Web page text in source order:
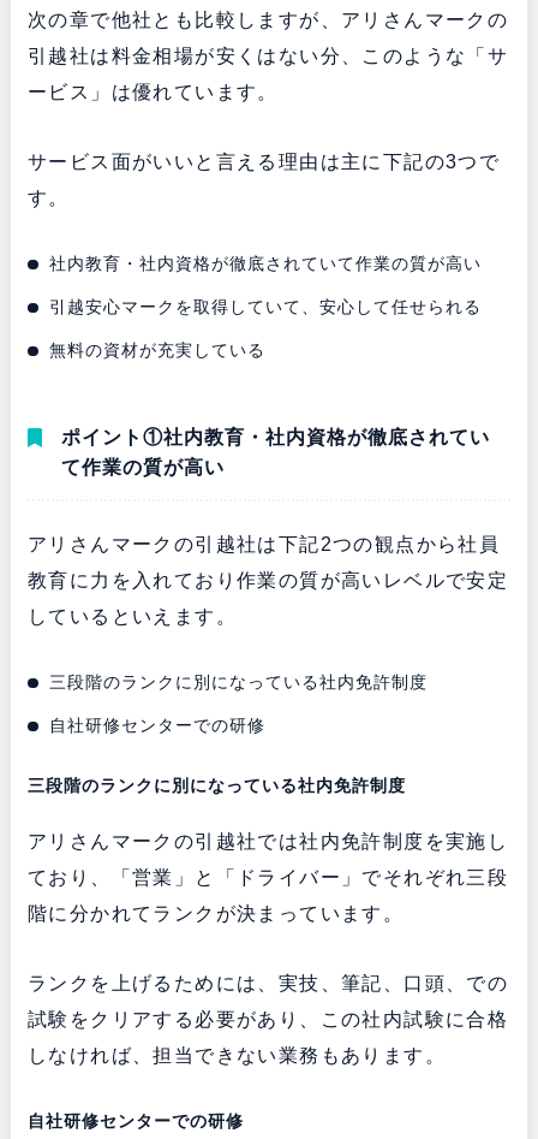
次の章で他社とも比較しますが、アリさんマークの
引越社は料金相場が安くはない分、このような「サ
ービス」は優れています。
サービス面がいいと言える理由は主に下記の3つで
す。
社内教育・社内資格が徹底されていて作業の質が高い
引越安心マークを取得していて、安心して任せられる
無料の資材が充実している
ポイント①社内教育・社内資格が徹底されてい
て作業の質が高い
アリさんマークの引越社は下記2つの観点から社員
教育に力を入れており作業の質が高いレベルで安定
しているといえます。
三段階のランクに別になっている社内免許制度
自社研修センターでの研修
三段階のランクに別になっている社内免許制度
アリさんマークの引越社では社内免許制度を実施し
ており、「営業」と「ドライバー」でそれぞれ三段
階に分かれてランクが決まっています。
ランクを上げるためには、実技、筆記、口頭、での
試験をクリアする必要があり、この社内試験に合格
しなければ、担当できない業務もあります。
自社研修センターでの研修